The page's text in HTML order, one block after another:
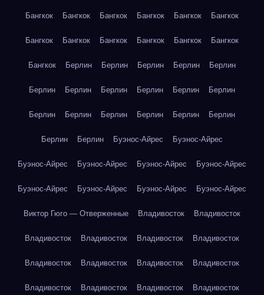
Бангкок Бангкок Бангкок Бангкок Бангкок Бангкок
Бангкок Бангкок Бангкок Бангкок Бангкок Бангкок
Бангкок Берлин Берлин Берлин Берлин Берлин
Берлин Берлин Берлин Берлин Берлин Берлин
Берлин Берлин Берлин Берлин Берлин Берлин
Берлин Берлин Буэнос-Айрес Буэнос-Айрес
Буэнос-Айрес Буэнос-Айрес Буэнос-Айрес Буэнос-Айрес
Буэнос-Айрес Буэнос-Айрес Буэнос-Айрес Буэнос-Айрес
Виктор Гюго — Отверженные Владивосток Владивосток
Владивосток Владивосток Владивосток Владивосток
Владивосток Владивосток Владивосток Владивосток
Владивосток Владивосток Владивосток Владивосток